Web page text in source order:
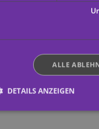
auch interessieren
ALLE
DETAILS ANZEIGEN